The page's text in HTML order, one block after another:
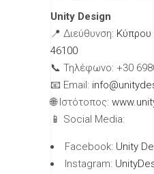
Unity Design
📍 Διεύθυνση: Κύπρου
46100
📞 Τηλέφωνο: +30
📧 Email:
🌐 Ιστότοπος:
📱 Social Media:
Facebook: Unity
Instagram: